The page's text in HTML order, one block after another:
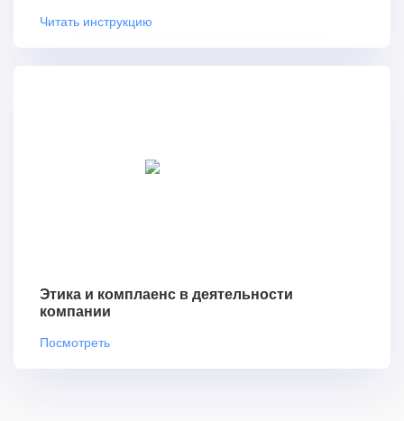
Читать инструкцию
Этика и комплаенс в деятельности
компании
Посмотреть